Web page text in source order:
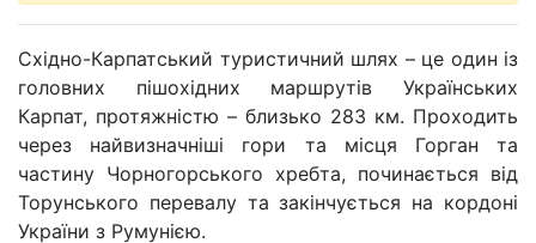
Східно-Карпатський туристичний шлях – це один із
головних пішохідних маршрутів Українських
Карпат, протяжністю – близько 283 км. Проходить
через найвизначніші гори та місця Горган та
частину Чорногорського хребта, починається від
Торунського перевалу та закінчується на кордоні
України з Румунією.